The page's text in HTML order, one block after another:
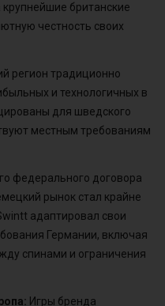
крупнейшие британские
честность своих
регион традиционно
и технологичных в
для шведского
местным требованиям
федерального договора
рынок стал крайне
адаптировал свои
Германии, включая
спинами и ограничения
Игры бренда